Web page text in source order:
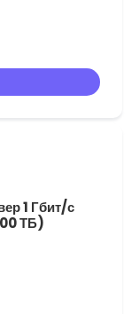
1 Гбит/с
ТБ)